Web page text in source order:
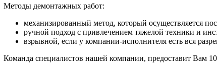
Методы демонтажных работ:
механизированный метод, который осуществляется
ручной подход с привлечением тяжелой техники и
взрывной, если у компании-исполнителя есть вся
Команда специалистов нашей компании, предоставит Вам